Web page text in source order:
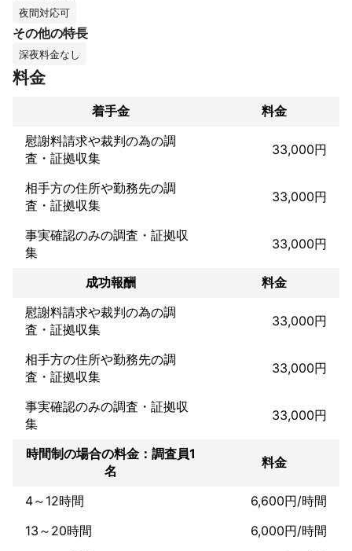
一人で悩み続ける時間は、精神的にも大きな負担になります。
調査によって事実を知ることで、今後どう進むべきかを冷静に考
えられるようになります。
■ 不貞調査の現状
近年、不貞調査のご相談は増加傾向にあります。
職場関係の不倫だけでなく、SNSやマッチングアプリの普及によ
り、これまで接点のなかった相手との関係が始まるケースも多く
なっています。
また、不貞調査のご相談は女性だけでなく、
現在では男性からのご依頼も全体の約半数を占めています。
■ 不貞調査とは
ご指定いただいた日時・場所（自宅や勤務先など）を起点に張り
込みを行い、調査対象者を尾行することで、不貞の事実を裏付け
る行動（ホテルへの出入り等）を記録します。
調査後は
・写真を豊富に掲載した分刻みの調査報告書
をご確認いただき、当日の状況を正確に把握していただけます。
不貞相手を特定できた場合、慰謝料請求などの判断材料として使
用することも可能です。
■ 不貞調査の有益性
不貞調査で得られるのは、
「事実を証明できる証拠」です。決定的な証拠があることで、話
し合いの場を冷静に進めやすくなり、不要な言い争いや感情的な
対立を避ける判断材料になります。
離婚・慰謝料請求だけでなく、関係修復を選択される場合にも、
今後を考えるための重要な材料となります。
明確な料金体系と調査の質にこだわり、
法的な証拠取得だけでなく、
夜間対応可
その他の特長
深夜料金なし
料金
着手金
料金
慰謝料請求や裁判の為の調
査・証拠収集
33,000円
相手方の住所や勤務先の調
査・証拠収集
33,000円
事実確認のみの調査・証拠収
集
33,000円
成功報酬
料金
慰謝料請求や裁判の為の調
査・証拠収集
33,000円
相手方の住所や勤務先の調
査・証拠収集
33,000円
事実確認のみの調査・証拠収
集
33,000円
時間制の場合の料金：調査員1
名
料金
4～12時間
6,600円/時間
13～20時間
6,000円/時間